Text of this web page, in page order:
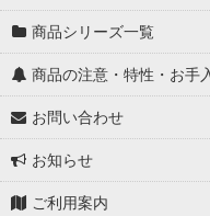
商品シリーズ一覧
商品の注意・特性・お手
お問い合わせ
お知らせ
ご利用案内